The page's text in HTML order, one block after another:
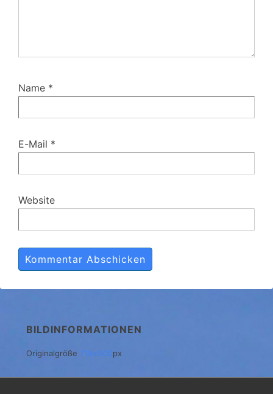
Name *
E-Mail *
Website
BILDINFORMATIONEN
Originalgröße 719×900px